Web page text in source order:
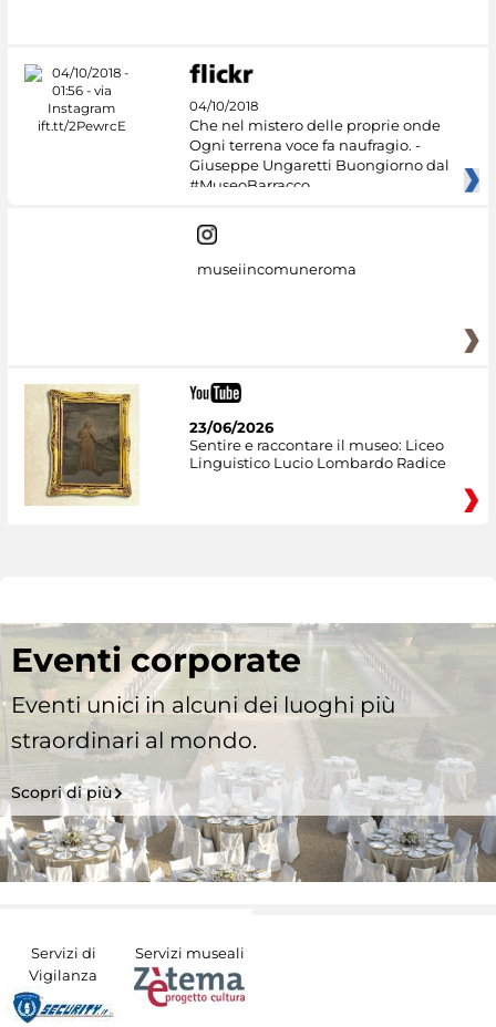
04/10/2018
Che nel mistero delle proprie onde
Ogni terrena voce fa naufragio. -
Giuseppe Ungaretti Buongiorno dal
#MuseoBarracco
museiincomuneroma
23/06/2026
Sentire e raccontare il museo: Liceo
Linguistico Lucio Lombardo Radice
Eventi corporate
Eventi unici in alcuni dei luoghi più
straordinari al mondo.
Scopri di più
Servizi di
Vigilanza
Servizi museali